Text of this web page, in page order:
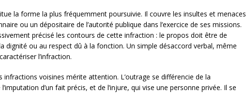
la forme la plus fréquemment poursuivie. Il couvre les insultes et menaces
ou un dépositaire de l’autorité publique dans l’exercice de ses missions.
précisé les contours de cette infraction : le propos doit être de
dignité ou au respect dû à la fonction. Un simple désaccord verbal, même
l’infraction.
infractions voisines mérite attention. L’outrage se différencie de la
d’un fait précis, et de l’injure, qui vise une personne privée. Il se